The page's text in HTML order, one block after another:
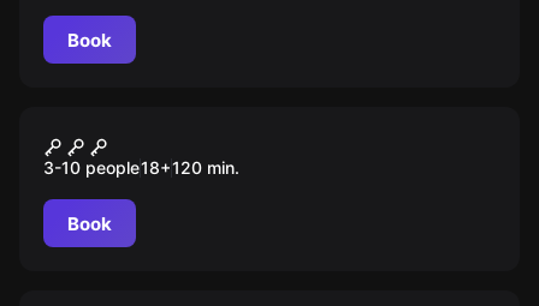
Book
Улыбни мозги
3-10 people18+120 min.
Book